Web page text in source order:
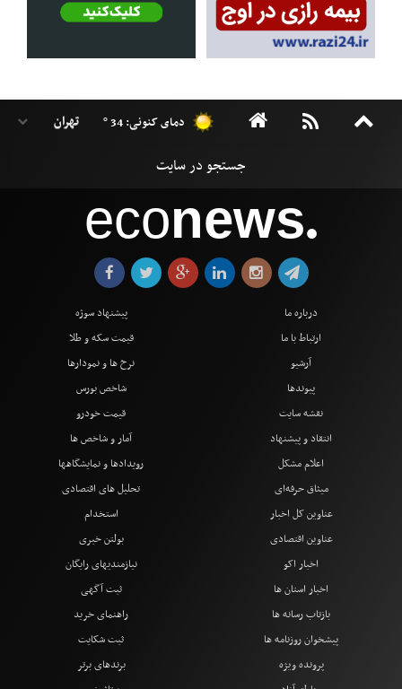
دمای کنونی: 34 °
econews●
درباره ما
ارتباط با ما
آرشیو
پیوندها
نقشه سایت
انتقاد و پیشنهاد
اعلام مشکل
میثاق حرفه‌ای
پیشنهاد سوژه
قیمت سکه و طلا
نرخ ها و نمودارها
شاخص بورس
قیمت خودرو
آمار و شاخص ها
رویدادها و نمایشگاهها
تحلیل های اقتصادی
عناوین کل اخبار
عناوین اقتصادی
اخبار اکو
اخبار استان ها
بازتاب رسانه ها
پیشخوان روزنامه ها
پرونده ویژه
استخدام
بولتن خبری
نیازمندیهای رایگان
ثبت آگهی
راهنمای خرید
ثبت شکایت
برندهای برتر